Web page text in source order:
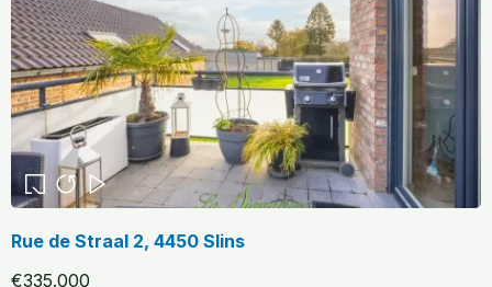
Rue de Straal 2, 4450 Slins
€335.000